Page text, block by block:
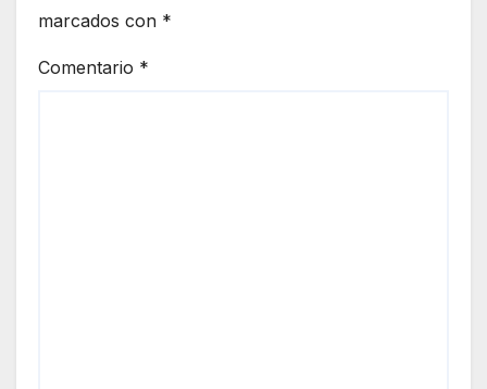
marcados con *
Comentario *